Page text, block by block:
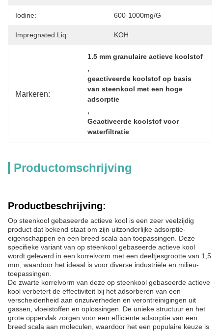
Iodine: 600-1000mg/g
Impregnated Liq: KOH
Markeren:
1.5 mm granulaire actieve koolstof
,
geactiveerde koolstof op basis
van steenkool met een hoge
adsorptie
,
Geactiveerde koolstof voor
waterfiltratie
Productomschrijving
Productbeschrijving:
Op steenkool gebaseerde actieve kool is een zeer veelzijdig
product dat bekend staat om zijn uitzonderlijke adsorptie-
eigenschappen en een breed scala aan toepassingen. Deze
specifieke variant van op steenkool gebaseerde actieve kool
wordt geleverd in een korrelvorm met een deeltjesgrootte van 1,5
mm, waardoor het ideaal is voor diverse industriële en milieu-
toepassingen.
De zwarte korrelvorm van deze op steenkool gebaseerde actieve
kool verbetert de effectiviteit bij het adsorberen van een
verscheidenheid aan onzuiverheden en verontreinigingen uit
gassen, vloeistoffen en oplossingen. De unieke structuur en het
grote oppervlak zorgen voor een efficiënte adsorptie van een
breed scala aan moleculen, waardoor het een populaire keuze is